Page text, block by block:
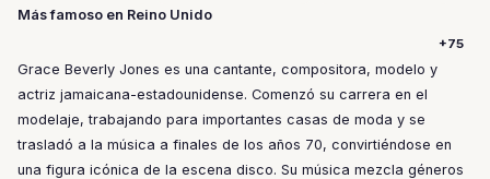
Más famoso en Reino Unido
+75
Grace Beverly Jones es una cantante, compositora, modelo y
actriz jamaicana-estadounidense. Comenzó su carrera en el
modelaje, trabajando para importantes casas de moda y se
trasladó a la música a finales de los años 70, convirtiéndose en
una figura icónica de la escena disco. Su música mezcla géneros